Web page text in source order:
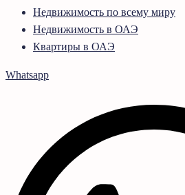
Недвижимость по всему миру
Недвижимость в ОАЭ
Квартиры в ОАЭ
Whatsapp